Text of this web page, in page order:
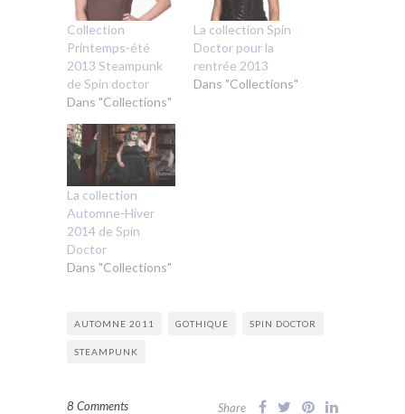
Collection
Printemps-été
2013 Steampunk
de Spin doctor
Dans "Collections"
La collection Spin
Doctor pour la
rentrée 2013
Dans "Collections"
La collection
Automne-Hiver
2014 de Spin
Doctor
Dans "Collections"
AUTOMNE 2011 GOTHIQUE SPIN DOCTOR
STEAMPUNK
8 Comments Share